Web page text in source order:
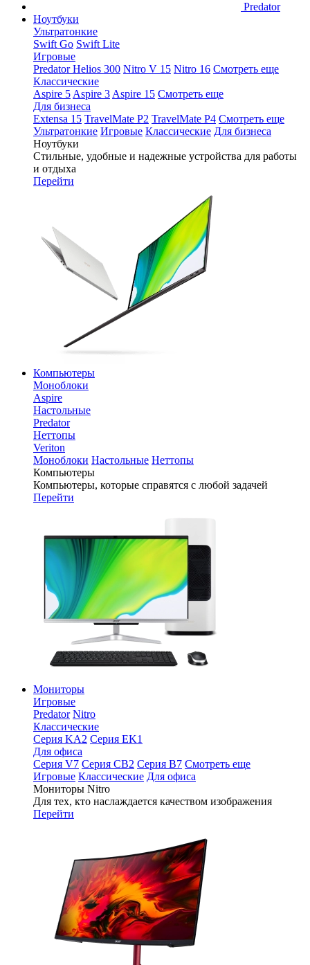
Predator
Ноутбуки
Ультратонкие
Swift Go Swift Lite
Игровые
Predator Helios 300 Nitro V 15 Nitro 16 Смотреть еще
Классические
Aspire 5 Aspire 3 Aspire 15 Смотреть еще
Для бизнеса
Extensa 15 TravelMate P2 TravelMate P4 Смотреть еще
Ультратонкие Игровые Классические Для бизнеса
Ноутбуки
Стильные, удобные и надежные устройства для работы
и отдыха
Перейти
Компьютеры
Моноблоки
Aspire
Настольные
Predator
Неттопы
Veriton
Моноблоки Настольные Неттопы
Компьютеры
Компьютеры, которые справятся с любой задачей
Перейти
Мониторы
Игровые
Predator Nitro
Классические
Серия KA2 Серия EK1
Для офиса
Серия V7 Серия CB2 Серия B7 Смотреть еще
Игровые Классические Для офиса
Мониторы Nitro
Для тех, кто наслаждается качеством изображения
Перейти